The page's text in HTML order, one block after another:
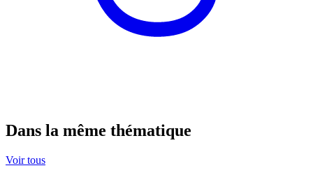
Dans la même thématique
Voir tous